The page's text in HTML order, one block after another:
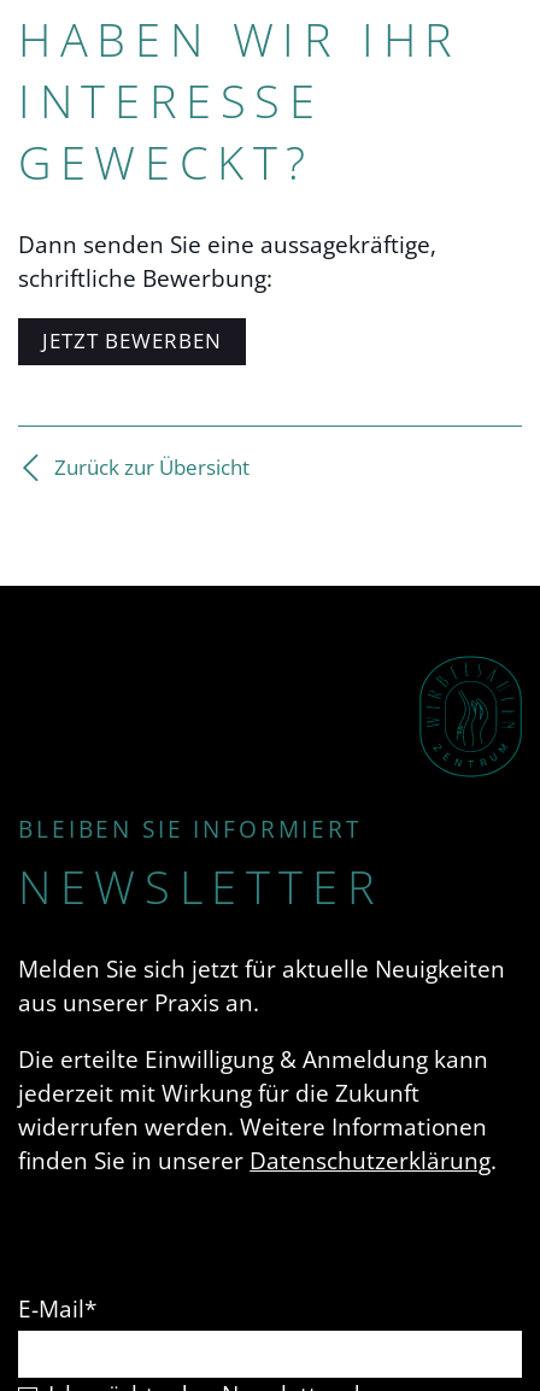
HABEN WIR IHR
INTERESSE
GEWECKT?
Dann senden Sie eine aussagekräftige,
schriftliche Bewerbung:
JETZT BEWERBEN
Zurück zur Übersicht
BLEIBEN SIE INFORMIERT
NEWSLETTER
Melden Sie sich jetzt für aktuelle Neuigkeiten
aus unserer Praxis an.
Die erteilte Einwilligung & Anmeldung kann
jederzeit mit Wirkung für die Zukunft
widerrufen werden. Weitere Informationen
finden Sie in unserer Datenschutzerklärung.
E-Mail*